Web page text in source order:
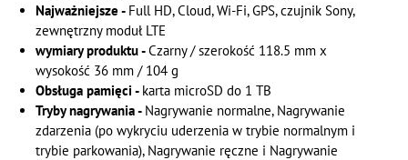
Najważniejsze - Full HD, Cloud, Wi-Fi, GPS, czujnik Sony,
zewnętrzny moduł LTE
wymiary produktu -Czarny / szerokość 118.5 mm x
wysokość 36 mm / 104 g
Obsługa pamięci - karta microSD do 1 TB
Tryby nagrywania - Nagrywanie normalne, Nagrywanie
zdarzenia (po wykryciu uderzenia w trybie normalnym i
trybie parkowania), Nagrywanie ręczne i Nagrywanie